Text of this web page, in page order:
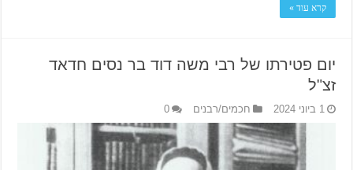
קרא עוד »
יום פטירתו של רבי משה דוד בר נסים חדאד
זצ"ל
1 ביוני 2024 חכמים/רבנים 0